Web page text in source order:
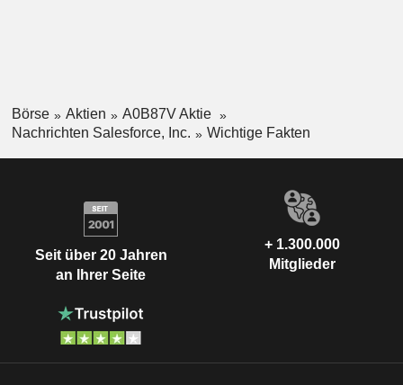
Börse Aktien
A0B87V Aktie
Nachrichten Salesforce, Inc.
Wichtige Fakten
Seit über 20 Jahren
an Ihrer Seite
+ 1.300.000
Mitglieder